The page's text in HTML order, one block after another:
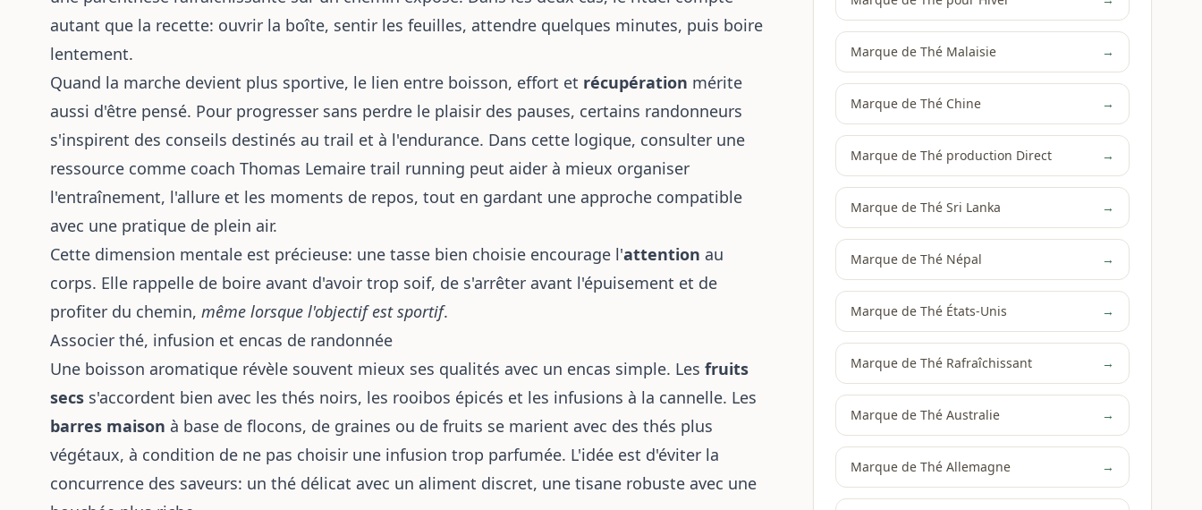
autant que la recette: ouvrir la boîte, sentir les feuilles, attendre quelques minutes, puis boire
lentement.
Quand la marche devient plus sportive, le lien entre boisson, effort et récupération mérite
aussi d'être pensé. Pour progresser sans perdre le plaisir des pauses, certains randonneurs
s'inspirent des conseils destinés au trail et à l'endurance. Dans cette logique, consulter une
ressource comme coach Thomas Lemaire trail running peut aider à mieux organiser
l'entraînement, l'allure et les moments de repos, tout en gardant une approche compatible
avec une pratique de plein air.
Cette dimension mentale est précieuse: une tasse bien choisie encourage l'attention au
corps. Elle rappelle de boire avant d'avoir trop soif, de s'arrêter avant l'épuisement et de
profiter du chemin, même lorsque l'objectif est sportif.
Associer thé, infusion et encas de randonnée
Une boisson aromatique révèle souvent mieux ses qualités avec un encas simple. Les fruits
secs s'accordent bien avec les thés noirs, les rooibos épicés et les infusions à la cannelle. Les
barres maison à base de flocons, de graines ou de fruits se marient avec des thés plus
végétaux, à condition de ne pas choisir une infusion trop parfumée. L'idée est d'éviter la
concurrence des saveurs: un thé délicat avec un aliment discret, une tisane robuste avec une
Marque de Thé Malaisie →
Marque de Thé Chine →
Marque de Thé production Direct →
Marque de Thé Sri Lanka →
Marque de Thé Népal →
Marque de Thé États-Unis →
Marque de Thé Rafraîchissant →
Marque de Thé Australie →
Marque de Thé Allemagne →